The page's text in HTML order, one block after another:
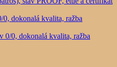
dokonalá kvalita, ražba